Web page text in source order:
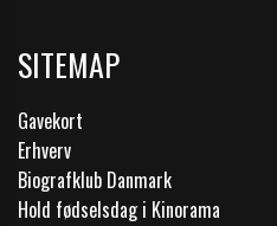
SITEMAP
Gavekort
Erhverv
Biografklub Danmark
Hold fødselsdag i Kinorama